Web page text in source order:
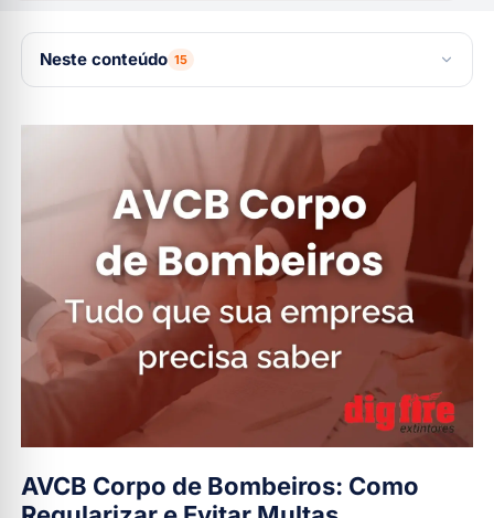
Neste conteúdo 15
AVCB Corpo de Bombeiros: Como Regularizar e Evitar
O que é o AVCB Corpo de Bombeiros?
Para que serve o AVCB?
Quais são os riscos de não ter o AVCB?
Qual a validade do AVCB?
Renovação do AVCB Corpo de Bombeiros
Assessoria para obtenção e renovação do AVCB
Legislação relacionada ao AVCB
Perguntas Frequentes sobre o AVCB Corpo de
1. O que acontece se o AVCB vencer?
AVCB Corpo de Bombeiros: Como